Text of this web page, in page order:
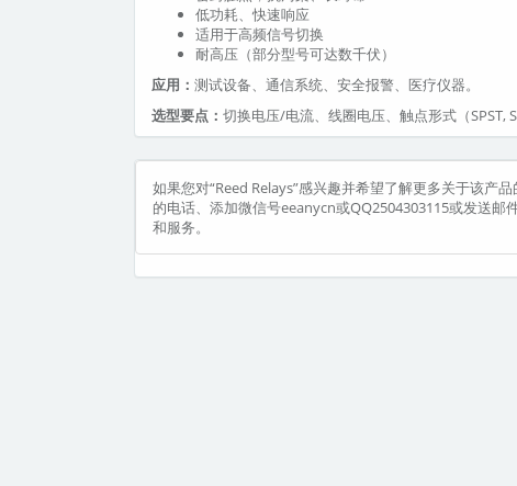
低功耗、快速响应
适用于高频信号切换
耐高压（部分型号可达数千伏）
应用： 测试设备、通信系统、安全报警、医疗仪器。
选型要点： 切换电压/电流、线圈电压、触点形式（SPST,
如果您对“Reed Relays”感兴趣并希望了解更多关于该产
的电话、添加微信号eeanycn或QQ2504303115或发送
和服务。